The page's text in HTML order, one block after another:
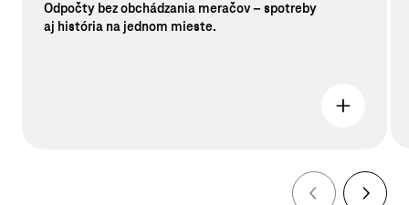
Odpočty bez obchádzania meračov – spotreby
aj história na jednom mieste.